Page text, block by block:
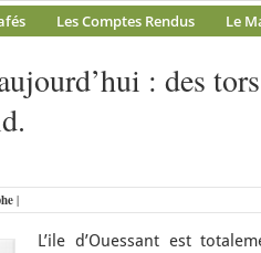
Les Comptes Rendus Le
: des
|
L’ile d’Ouessant est